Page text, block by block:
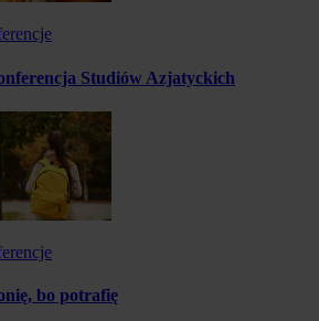
Studiów Azjatyckich
bo potrafię